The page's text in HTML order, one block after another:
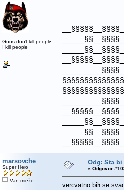
Guns don't kill people. -
I kill people
marsovche
Super Hero
Van mreže
Odg: Sta
« Odgovor
verovatno bih se